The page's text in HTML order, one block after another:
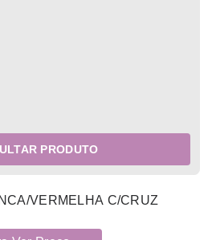
PRODUTO
VERMELHA C/CRUZ